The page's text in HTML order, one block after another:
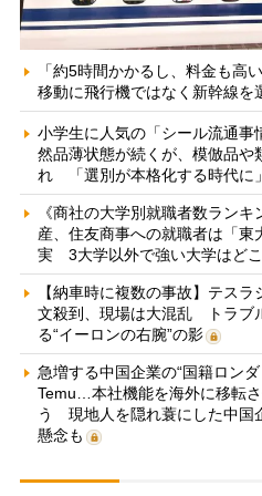
「約5時間かかるし、料金も高
移動に飛行機ではなく新幹線を
小学生に人気の「シール流通
然品薄状態が続くが、模倣品や
れ 「選別が本格化する時代に」
《商社の大学別就職者数ラン
産、住友商事への就職者は「東
実 3大学以外で強い大学はど
【納車時に複数の事故】テス
文殺到、現場は大混乱 トラブ
る“イーロンの右腕”の影
急増する中国企業の“国籍ロン
Temu…本社機能を海外に移転
う 現地人を隠れ蓑にした中国
懸念も